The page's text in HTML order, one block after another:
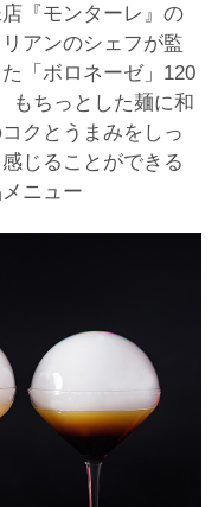
『モンターレ』の
アンのシェフが監
「ボロネーゼ」120
もちっとした麺に和
クとうまみをしっ
じることができる
ニュー